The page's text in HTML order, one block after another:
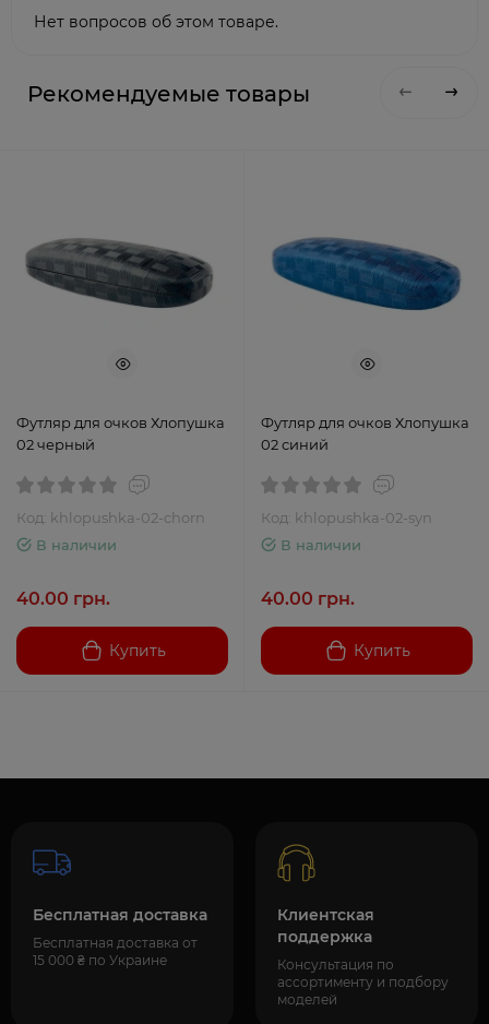
Нет вопросов об этом товаре.
Рекомендуемые товары
Футляр для очков Хлопушка
02 черный
Код: khlopushka-02-chorn
В наличии
40.00 грн.
Купить
Футляр для очков Хлопушка
02 синий
Код: khlopushka-02-syn
В наличии
40.00 грн.
Купить
Бесплатная доставка
Бесплатная доставка от
15 000 ₴ по Украине
Клиентская
поддержка
Консультация по
ассортименту и подбору
моделей